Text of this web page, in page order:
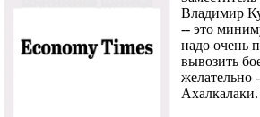
Владимир
-- это
надо очень
вывозить
желательно